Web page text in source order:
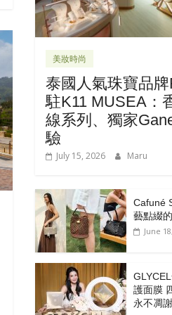
美妝時尚
泰國人氣珠寶品牌
駐K11 MUSEA：
線系列、獨家
驗
July 15, 2026 Maru
Cafuné
藝點綴
June
護面膜
永不凋